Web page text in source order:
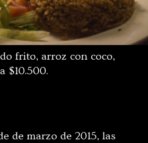
frito, arroz con coco,
$10.500.
de marzo de 2015, las